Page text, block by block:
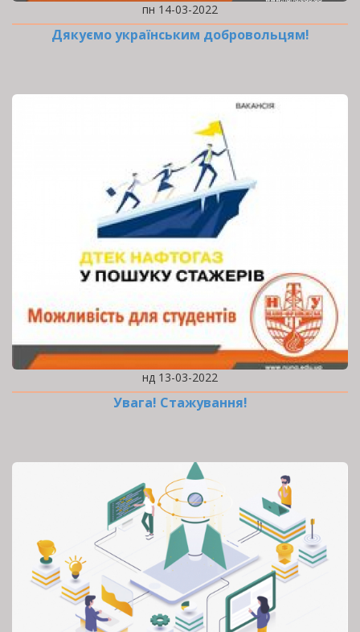
пн 14-03-2022
Дякуємо українським добровольцям!
нд 13-03-2022
Увага! Стажування!